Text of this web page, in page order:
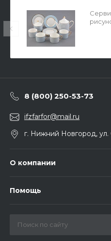
8 (800) 250-53-73
ifzfarfor@mail.ru
г. Нижний Новгород,
О компании
Помощь